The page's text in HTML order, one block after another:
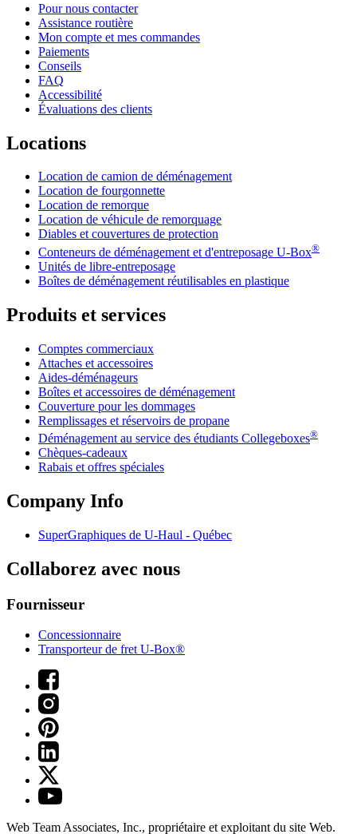
Pour nous contacter
Assistance routière
Mon compte et mes commandes
Paiements
Conseils
FAQ
Accessibilité
Évaluations des clients
Locations
Location de camion de déménagement
Location de fourgonnette
Location de remorque
Location de véhicule de remorquage
Diables et couvertures de protection
Conteneurs de déménagement et d'entreposage U-Box®
Unités de libre-entreposage
Boîtes de déménagement réutilisables en plastique
Produits et services
Comptes commerciaux
Attaches et accessoires
Aides-déménageurs
Boîtes et accessoires de déménagement
Couverture pour les dommages
Remplissages et réservoirs de propane
Déménagement au service des étudiants Collegeboxes®
Chèques-cadeaux
Rabais et offres spéciales
Company Info
SuperGraphiques de U-Haul - Québec
Collaborez avec nous
Fournisseur
Concessionnaire
Transporteur de fret U-Box®
Web Team Associates, Inc., propriétaire et exploitant du site Web.